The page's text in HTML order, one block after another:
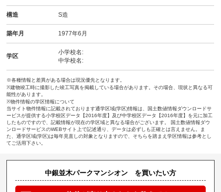
構造 S造
築年月 1977年6月
学区
小学校名:
中学校名:
※各種情報と差異がある場合は現況優先となります。
※建物竣工時に撮影した竣工写真を掲載している場合があります。その場合、現状と異なる可
能性があります。
※物件情報の学区情報について
当サイト物件情報に記載されております通学区域(学区)情報は、国土数値情報ダウンロードサ
ービスが提供する小学校区データ【2016年度】及び中学校区データ【2016年度】を元に加工
したものですので、記載情報が現在の学区域と異なる場合がございます。 国土数値情報ダウ
ンロードサービスのWEBサイト上で記述通り、データは必ずしも正確とは言えません。ま
た、通学区域(学区)は毎年見直しの対象となりますので、そちらを踏まえ学区情報は参考とし
てご活用下さい。
中銀並木パークマンシオン を買いたい方